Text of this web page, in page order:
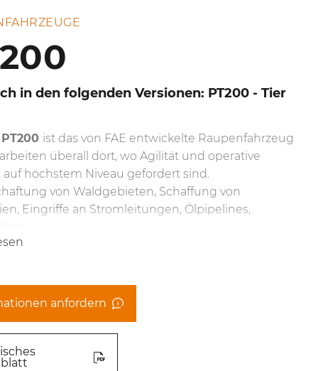
in den folgenden Versionen: PT200 - Tier
PT200 ist das von FAE entwickelte Raupenfahrzeug
überall dort, wo Agilität und operative
auf höchstem Niveau gefordert sind.
von Waldgebieten, Schaffung von
Eingriffe an Stromleitungen, Ölpipelines,
Konstruktion mit oszillierendem Fahrwerk passt
um maximale Produktivität zu
des CAT C4.4 Acert-Motors und das geringe
ermöglichen den Einsatz auf steilen Hängen
anfordern